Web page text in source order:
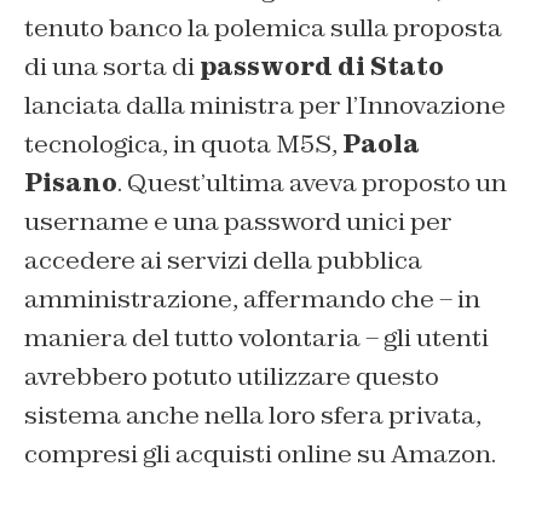
tenuto banco la polemica sulla proposta
di una sorta dipassword di Stato
lanciata dalla ministra per l’Innovazione
tecnologica, in quota M5S, Paola
Pisano. Quest’ultima aveva proposto un
username e una password unici per
accedere ai servizi della pubblica
amministrazione, affermando che – in
maniera del tutto volontaria – gli utenti
avrebbero potuto utilizzare questo
sistema anche nella loro sfera privata,
compresi gli acquisti online su Amazon.